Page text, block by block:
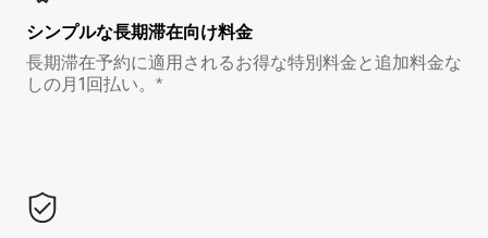
シンプルな長期滞在向け料金
長期滞在予約に適用されるお得な特別料金と追加料金な
しの月1回払い。*